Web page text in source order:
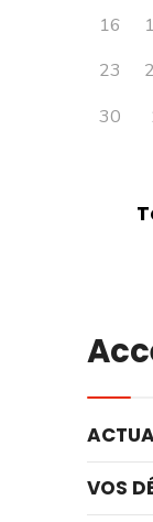
16
23
30
VOS